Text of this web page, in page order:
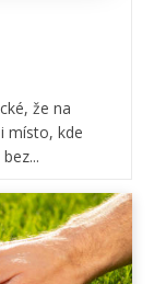
že na
místo, kde